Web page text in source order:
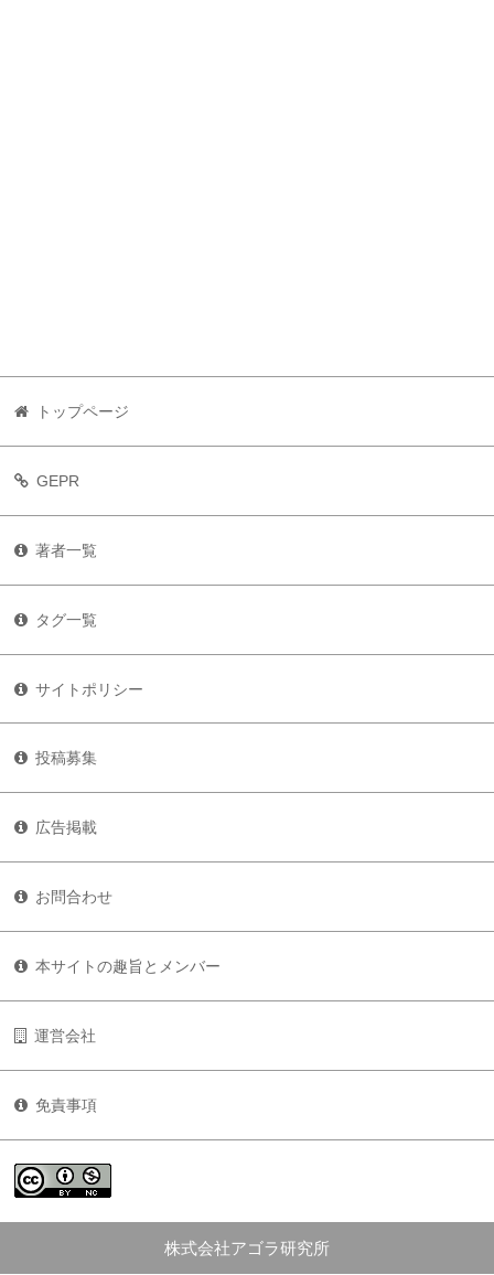
トップページ
GEPR
著者一覧
タグ一覧
サイトポリシー
投稿募集
広告掲載
お問合わせ
本サイトの趣旨とメンバー
運営会社
免責事項
株式会社アゴラ研究所